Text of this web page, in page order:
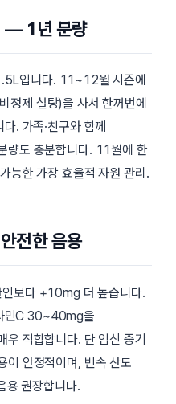
— 1년 분량
입니다. 11~12월 시즌에
제 설탕)을 사서 한꺼번에
. 가족·친구와 함께
량도 충분합니다. 11월에 한
능한 가장 효율적 자원 관리.
전한 음용
인보다 +10mg 더 높습니다.
민C 30~40mg을
우 적합합니다. 단 임신 중기
이 안정적이며, 빈속 산도
용 권장합니다.